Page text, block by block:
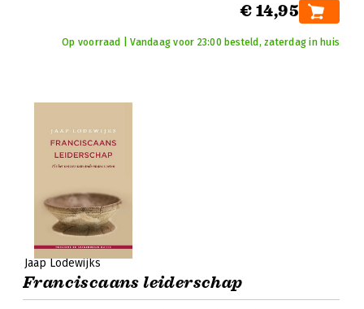
€ 14,95
Op voorraad | Vandaag voor 23:00 besteld, zaterdag in huis
Jaap Lodewijks
Franciscaans leiderschap